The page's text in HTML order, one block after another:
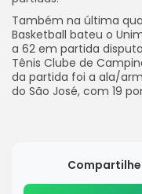
Também na última
Basketball bateu o
a 62 em partida
Tênis Clube de
da partida foi a ala/
do São José, com 19